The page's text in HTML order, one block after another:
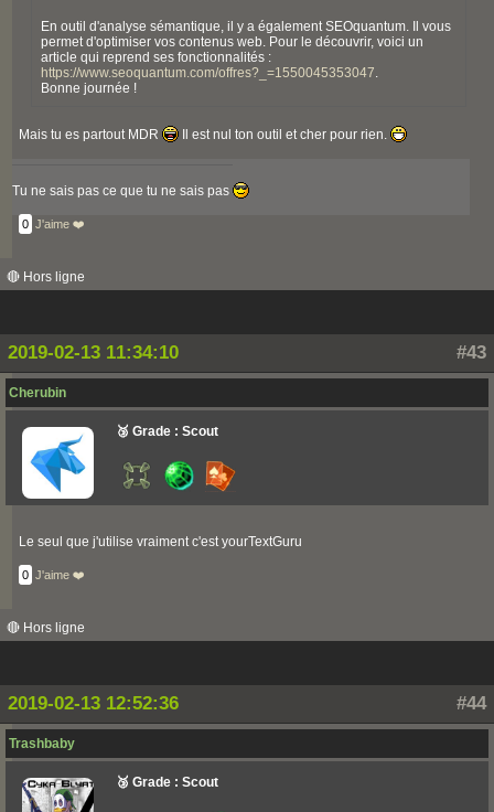
En outil d'analyse sémantique, il y a également SEOquantum. Il vous
permet d'optimiser vos contenus web. Pour le découvrir, voici un
article qui reprend ses fonctionnalités :
https://www.seoquantum.com/offres?_=1550045353047
Bonne journée !
Mais tu es partout MDR Il est nul ton outil et cher pour rien.
Tu ne sais pas ce que tu ne sais pas
0 J'aime ❤️
🔴 Hors ligne
#43
2019-02-13 11:34:10
Cherubin
🥉 Grade : Scout
Le seul que j'utilise vraiment c'est yourTextGuru
0 J'aime ❤️
🔴 Hors ligne
#44
2019-02-13 12:52:36
Trashbaby
🥉 Grade : Scout